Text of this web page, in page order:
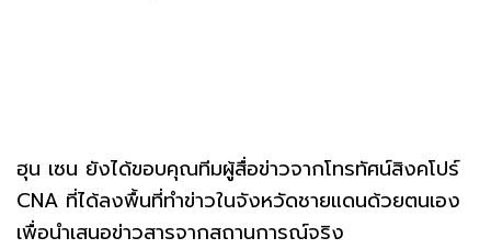
ฮุน เซน ยังได้ขอบคุณทีมผู้สื่อข่าวจากโทรทัศน์สิงคโปร์
CNA ที่ได้ลงพื้นที่ทำข่าวในจังหวัดชายแดนด้วยตนเอง
เพื่อนำเสนอข่าวสารจากสถานการณ์จริง